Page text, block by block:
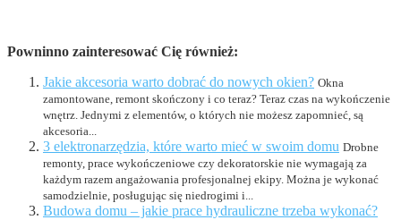
Powninno zainteresować Cię również:
Jakie akcesoria warto dobrać do nowych okien? Okna
zamontowane, remont skończony i co teraz? Teraz czas na wykończenie
wnętrz. Jednymi z elementów, o których nie możesz zapomnieć, są
akcesoria...
3 elektronarzędzia, które warto mieć w swoim domu Drobne
remonty, prace wykończeniowe czy dekoratorskie nie wymagają za
każdym razem angażowania profesjonalnej ekipy. Można je wykonać
samodzielnie, posługując się niedrogimi i...
Budowa domu – jakie prace hydrauliczne trzeba wykonać?